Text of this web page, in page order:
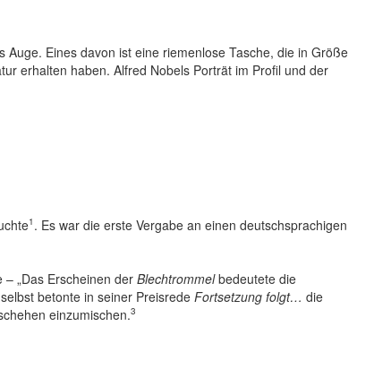
Eines davon ist eine riemenlose Tasche, die in Größe
erhalten haben. Alfred Nobels Porträt im Profil und der
1 . Es war die erste Vergabe an einen deutschsprachigen
„Das Erscheinen der Blechtrommelbedeutete die
betonte in seiner Preisrede Fortsetzung folgt… die
einzumischen.3